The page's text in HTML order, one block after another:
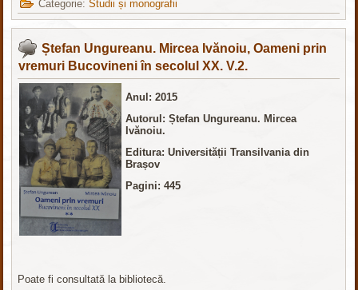
Categorie:Studii și monografii
Ștefan Ungureanu. Mircea Ivănoiu, Oameni prin
vremuri Bucovineni în secolul XX. V.2.
Anul: 2015
Autorul: Ștefan Ungureanu. Mircea
Ivănoiu.
Editura: Universității Transilvania din
Brașov
Pagini: 445
Poate fi consultată la bibliotecă.